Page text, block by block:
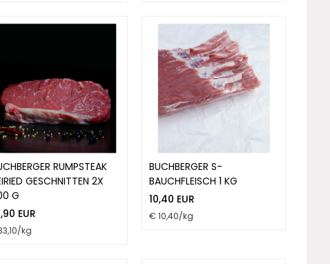
RUMPSTEAK
GESCHNITTEN 2X
G
EUR
kg
BUCHBERGER S-
BAUCHFLEISCH 1 KG
10,40 EUR
€ 10,40/kg